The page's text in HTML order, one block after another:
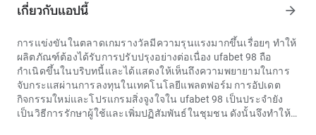
เกี่ยวกับแอปนี้ arrow_forward
การแข่งขันในตลาดเกมรางวัลมีความรุนแรงมากขึ้นเรื่อยๆ ทำให้
ผลิตภัณฑ์ต้องได้รับการปรับปรุงอย่างต่อเนื่อง ufabet 98 ถือ
กำเนิดขึ้นในบริบทนี้และได้แสดงให้เห็นถึงความพยายามในการ
จับกระแสผ่านการลงทุนในเทคโนโลยีแพลตฟอร์ม การอัปเดต
กิจกรรมใหม่และโปรแกรมสิ่งจูงใจใน ufabet 98 เป็นประจำยัง
เป็นวิธีการรักษาผู้ใช้และเพิ่มปฏิสัมพันธ์ในชุมชน ดังนั้นจึงทำให้